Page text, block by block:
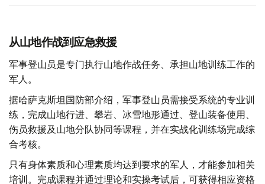
从山地作战到应急救援
军事登山员是专门执行山地作战任务、承担山地训练工作的
军人。
据哈萨克斯坦国防部介绍，军事登山员需接受系统的专业训
练，完成山地行进、攀岩、冰雪地形通过、登山装备使用、
伤员救援及山地分队协同等课程，并在实战化训练场完成综
合考核。
只有身体素质和心理素质均达到要求的军人，才能参加相关
培训。完成课程并通过理论和实操考试后，可获得相应资格